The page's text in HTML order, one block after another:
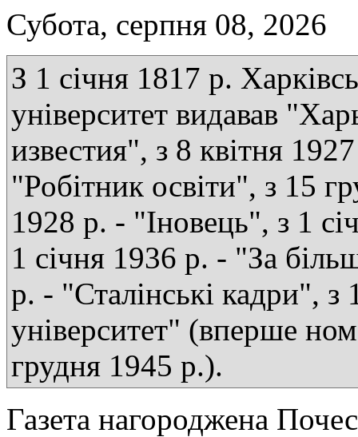
Субота, серпня 08, 2026
З 1 січня 1817 р.
університет видавав
известия", з 8 квітня
"Робітник освіти", з 15
1928 р. - "Іновець", з 1
1 січня 1936 р. - "За
р. - "Сталінські кадри",
університет" (вперше
грудня 1945 р.).
Газета нагороджена